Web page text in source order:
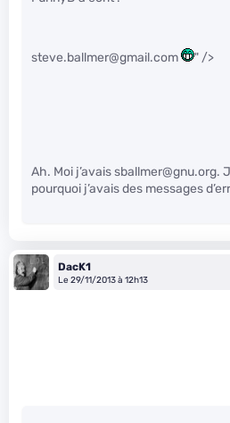
steve.ballmer@gmail.com " />
Ah. Moi j’avais sballmer@gnu.org.
pourquoi j’avais des messages
DacK1
Le 29/11/2013 à 12h13